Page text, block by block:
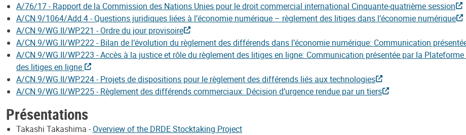
A/76/17 - Rapport de la Commission des Nations Unies pour le droit commercial international Cinquante-quatrième session
A/CN.9/1064/Add.4 - Questions juridiques liées à l’économie numérique – règlement des litiges dans l’économie numérique
A/CN.9/WG.II/WP.221 - Ordre du jour provisoire
A/CN.9/WG.II/WP.222 - Bilan de l’évolution du règlement des différends dans l’économie numérique: Communication
A/CN.9/WG.II/WP.223 - Accès à la justice et rôle du règlement des litiges en ligne: Communication présentée par la
des litiges en ligne
A/CN.9/WG.II/WP.224 - Projets de dispositions pour le règlement des différends liés aux technologies
A/CN.9/WG.II/WP.225 - Règlement des différends commerciaux: Décision d’urgence rendue par un tiers
Présentations
Takashi Takashima - Overview of the DRDE Stocktaking Project